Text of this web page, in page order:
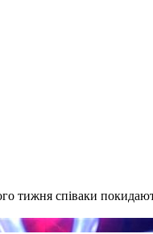
тижня співаки